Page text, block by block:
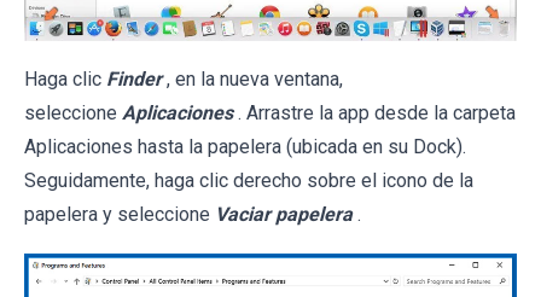
Haga clic Finder , en la nueva ventana,
seleccione Aplicaciones . Arrastre la app desde la carpeta
Aplicaciones hasta la papelera (ubicada en su Dock).
Seguidamente, haga clic derecho sobre el icono de la
papelera y seleccione Vaciar papelera .